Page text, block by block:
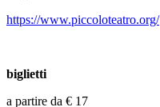
https://www.piccoloteatro.org/
biglietti
a partire da € 17